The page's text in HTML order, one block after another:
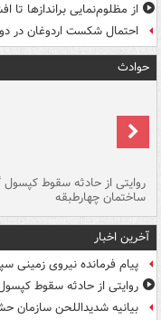
از مظلوم‌نمایی براندازها
احتمال شکست اردوغان در
حوادث
روایتی از حادثه سقوط کپسول
ساختمان چهارطبقه
آخرین اخبار
پیام فرمانده نیروی زمینی
روایتی از حادثه سقوط
بیانیه شدیداللحن سازمان